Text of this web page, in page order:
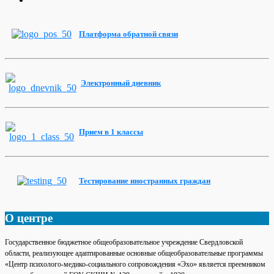
Платформа обратной связи
Электронный дневник
Прием в 1 классы
Тестирование иностранных граждан
О центре
Государственное бюджетное общеобразовательное учреждение Свердловской
области, реализующее адаптированные основные общеобразовательные программы
«Центр психолого-медико-социального сопровождения «Эхо» является преемником